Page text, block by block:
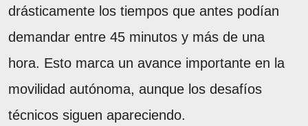
drásticamente los tiempos que antes podían
demandar entre 45 minutos y más de una
hora. Esto marca un avance importante en la
movilidad autónoma, aunque los desafíos
técnicos siguen apareciendo.